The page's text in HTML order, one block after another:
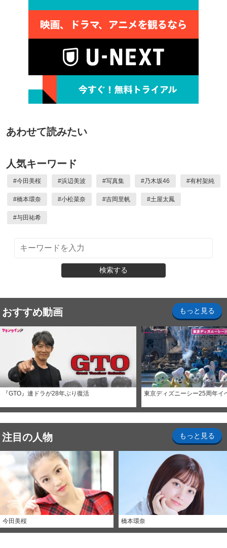
あわせて読みたい
人気キーワード
#今田美桜 #浜辺美波 #写真集 #乃木坂46 #有村架純
#橋本環奈 #小松菜奈 #吉岡里帆 #土屋太鳳
#与田祐希
検索する
おすすめ動画 もっと見る
『GTO』連ドラが28年ぶり復活 東京ディズニーシー25周年イ
注目の人物 もっと見る
今田美桜 橋本環奈